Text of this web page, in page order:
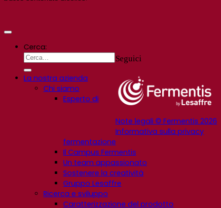
Seguici
Note legali © Fermentis 2026
Informativa sulla privacy
Cerca:
La nostra azienda
Chi siamo
Esperto di
fermentazione
Il Campus Fermentis
Un team appassionato
Sostenere la creatività
Gruppo Lesaffre
Ricerca e sviluppo
Caratterizzazione del prodotto